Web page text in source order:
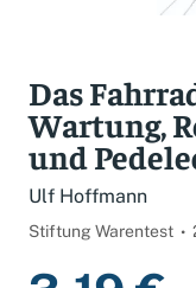
Das
Wartung,
und
Ulf Hoffmann
Stiftung Warentest